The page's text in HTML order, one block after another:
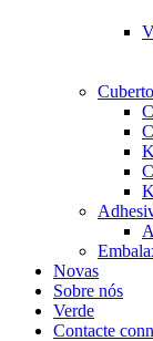
Novas
Sobre nós
Verde
Contacte